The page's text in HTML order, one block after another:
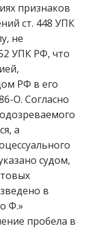
признаков
ст. 448 УПК
не
УПК РФ, что
РФ в его
О. Согласно
а
судом,
в
Ф.»
пробела в